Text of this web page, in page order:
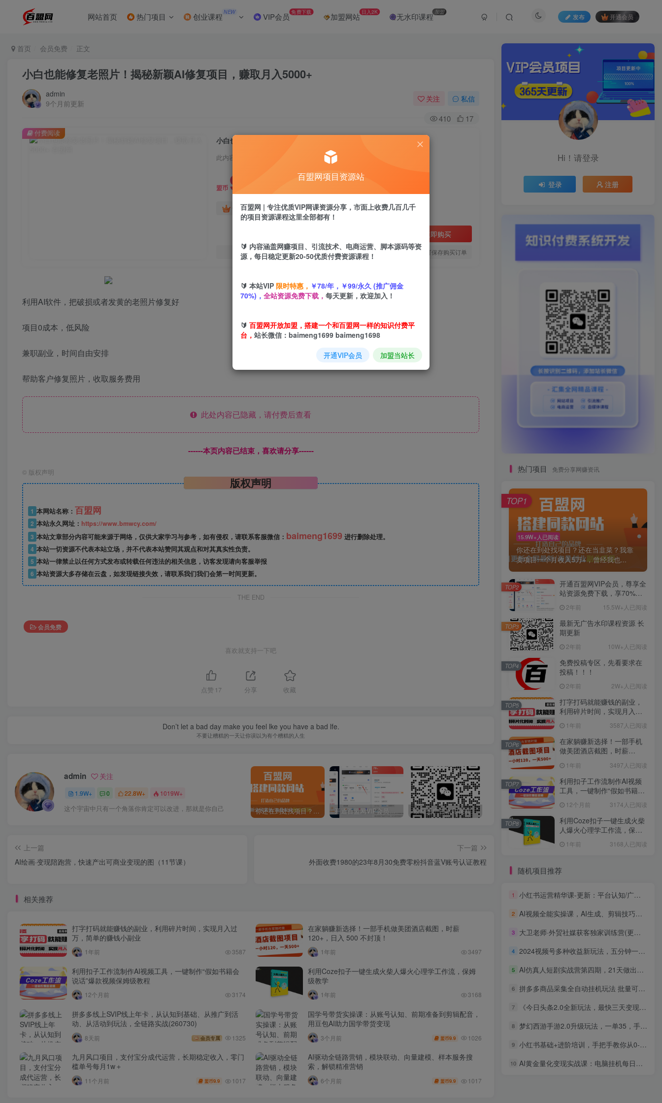
网站首页 热门项目 创业课程 NEW VIP会员 免费下载 加盟网站 日入2K 无水印课程 加盟
发布 开通会员
首页 会员免费 正文
小白也能修复老照片！揭秘新颖AI修复项目，赚取月入5000+
admin
9个月前更新
关注 私信
410 17
小白也能修复老照片！揭秘新颖AI修复项目，赚取月入5000+
此内容为付费阅读，请付费后查看
盟币 9.9
黄金会员免费 超级会员免费
立即购买
您当前未登录！建议登陆后购买，可保存购买订单
付费阅读
利用AI软件，把破损或者发黄的老照片修复好
项目0成本，低风险
兼职副业，时间自由安排
帮助客户修复照片，收取服务费用
此处内容已隐藏，请付费后查看
------本页内容已结束，喜欢请分享------
© 版权声明
版权声明
1 本网站名称： 百盟网
2 本站永久网址： https://www.bmwcy.com/
3 本站文章部分内容可能来源于网络，仅供大家学习与参考，如有侵权，请联系客服微信： baimeng1699 进行删除处理。
4 本站一切资源不代表本站立场，并不代表本站赞同其观点和对其真实性负责。
5 本站一律禁止以任何方式发布或转载任何违法的相关信息，访客发现请向客服举报
6 本站资源大多存储在云盘，如发现链接失效，请联系我们我们会第一时间更新。
THE END
会员免费
喜欢就支持一下吧
点赞 17 分享 收藏
Don’t let a bad day make you feel lke you have a bad lfe.
不要让糟糕的一天让你误以为有个糟糕的人生
admin 关注
1.9W+ 0 22.8W+ 1019W+
这个宇宙中只有一个角落你肯定可以改进，那就是你自己 你还在到处找项目？还在当韭菜？我靠卖项目一个月收入5万+，曾经我也是个失败者。 最新无广告水印课程资源 长期更新 免费投稿专区，先看要求在投稿！！！
上一篇
AI绘画·变现陪跑营，快速产出可商业变现的图（11节课）
下一篇
外面收费1980的23年8月30免费零粉抖音蓝V账号认证教程
相关推荐
打字打码就能赚钱的副业，利用碎片时间，实现月入过
万，简单的赚钱小副业
1年前 3587
在家躺赚新选择！一部手机做美团酒店截图，时薪
120+，日入 500 不封顶！
1年前 3497
利用扣子工作流制作AI视频工具，一键制作“假如书籍会
说话”爆款视频保姆级教程
12个月前 3174
利用Coze扣子一键生成火柴人爆火心理学工作流，保姆
级教学
1年前 3168
拼多多线上SVIP线上年卡，从认知到基础、从推广到活
动、从活动到玩法，全链路实战(260730)
8天前 会员专属 1325
国学号带货实操课：从账号认知、前期准备到剪辑配音，
用豆包AI助力国学带货变现
3个月前 盟币9.9 1026
九月风口项目，支付宝分成代运营，长期稳定收入，零门
槛单号每月1w＋
11个月前 盟币9.9 1017
AI驱动全链路营销，模块联动、向量建模、样本服务搜
索，解锁精准营销
6个月前 盟币9.9 1017
Hi！请登录
登录 注册
热门项目 免费分享网赚资讯
15.9W+人已阅读
你还在到处找项目？还在当韭菜？我靠
卖项目一个月收入5万+，曾经我也...
TOP1
开通百盟网VIP会员，尊享全
站资源免费下载，享70%的
惠】2年前 15.5W+人已阅读
TOP2
最新无广告水印课程资源 长
期更新
2年前 10W+人已阅读
TOP3
免费投稿专区，先看要求在
投稿！！！
2年前 2W+人已阅读
TOP4
打字打码就能赚钱的副业，
利用碎片时间，实现月入过
1年前 3587人已阅读
TOP5
在家躺赚新选择！一部手机
做美团酒店截图，时薪
1年前 3497人已阅读
TOP6
利用扣子工作流制作AI视频
工具，一键制作“假如书籍会
12个月前 3174人已阅读
TOP7
利用Coze扣子一键生成火柴
人爆火心理学工作流，保姆
1年前 3168人已阅读
TOP8
随机项目推荐
1 小红书运营精华课-更新：平台认知/广告投放/账户设置,快速掌握精准获客与变现
2 AI视频全能实操课，AI生成、剪辑技巧、变现路径，完整掌握月利润6万+
3 大卫老师·外贸社媒获客独家训练营(更新6月)
4 2024视频号多种收益新玩法，五分钟一条萌娃表情包原创视频，不用开通创…
5 AI仿真人短剧实战营第四期，21天做出第一部AI仿真人短剧，普通人也能入局AI短剧新赛道
6 拼多多商品采集全自动挂机玩法 批量可矩阵 单机轻松日入300+
7 《今日头条2.0全新玩法，最快三天变现600+》
8 梦幻西游手游2.0升级玩法，一单35，手机平板即可操作，日入2000+轻轻松松
9 小红书基础+进阶培训，手把手教你从0-1做小红书
10 AI黄金量化变现实战课：电脑挂机每日稳定收益几百，赛道商业模式解析！
百盟网项目资源站
百盟网 | 专注优质VIP网课资源分享，市面上收费几百几千
的项目资源课程这里全部都有！
🔰 内容涵盖网赚项目、引流技术、电商运营、脚本源码等资
源，每日稳定更新20-50优质付费资源课程！
🔰 本站VIP 限时特惠， ￥78/年，￥99/永久 (推广佣金
70%)， 全站资源免费下载， 每天更新，欢迎加入！
🔰 百盟网开放加盟，搭建一个和百盟网一样的知识付费平
台， 站长微信：baimeng1699 baimeng1698
开通VIP会员 加盟当站长